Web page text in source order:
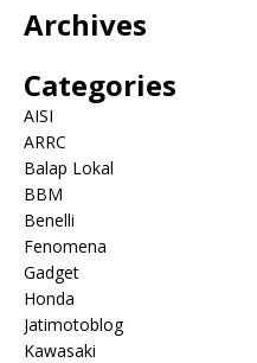
Archives
Categories
AISI
ARRC
Balap Lokal
BBM
Benelli
Fenomena
Gadget
Honda
Jatimotoblog
Kawasaki